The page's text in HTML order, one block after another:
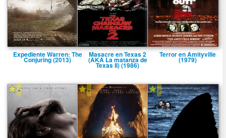
Expediente Warren: The
Conjuring (2013)
Masacre en Texas 2
(AKA La matanza de
Texas II) (1986)
Terror en Amityville
(1979)
- - -